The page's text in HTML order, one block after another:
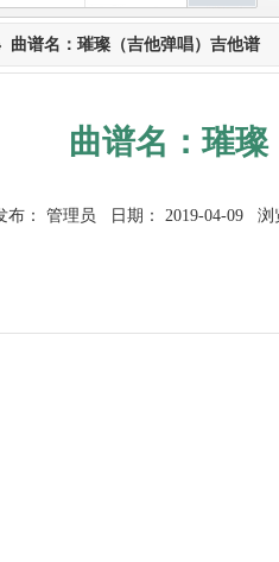
曲谱名：璀璨（吉他弹唱）吉他谱
曲谱名：璀
布： 管理员 日期： 2019-04-09 浏